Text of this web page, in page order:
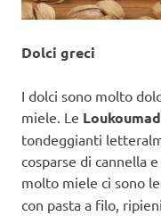
Dolci greci
I dolci sono molto
miele. Le
tondeggianti
cosparse di cannella
molto miele ci sono le
con pasta a filo,